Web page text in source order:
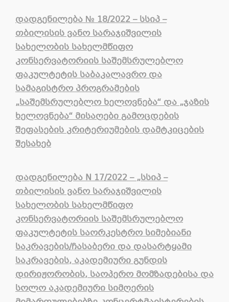
დადგენილება№18/2022 – სსიპ –
თბილისის ვანო სარაჯიშვილის
სახელობის სახელმწიფო
კონსერვატორიის საშემსრულებლო
ფაკულტეტის საბაკალავრო და
სამაგისტრო პროგრამების
„საშემსრულებლო ხელოვნება“ და „ჯაზის
ხელოვნება“ მისაღები გამოცდების
შეფასების კრიტერიუმების დამტკიცების
შესახებ
დადგენილება N 17/2022 – „სსიპ –
თბილისის ვანო სარაჯიშვილის
სახელობის სახელმწიფო
კონსერვატორიის საშემსრულებლო
ფაკულტეტის საორკესტრო სიმებიანი
საკრავების/ჩასაბერი და დასარტყამი
საკრავების, აკადემიური გუნდის
დირიჟორობის, საოპერო მომზადებისა და
სოლო აკადემიური სიმღერის